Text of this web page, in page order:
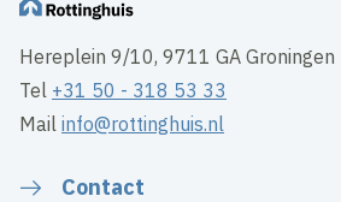
Hereplein 9/10, 9711 GA Groningen
Tel +31 50 - 318 53 33
Mailinfo@rottinghuis.nl
Contact